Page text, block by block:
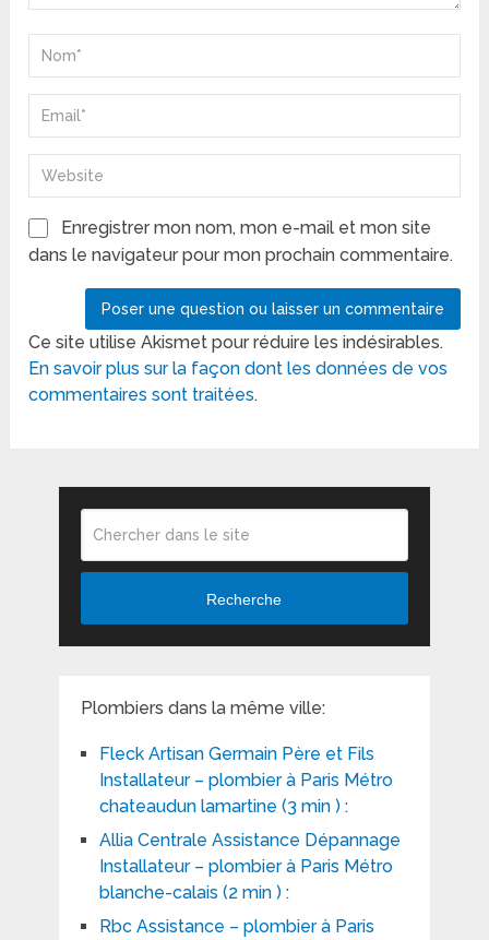
Enregistrer mon nom, mon e-mail et mon site
dans le navigateur pour mon prochain commentaire.
Ce site utilise Akismet pour réduire les indésirables.
En savoir plus sur la façon dont les données de vos
commentaires sont traitées.
Recherche
Plombiers dans la même ville:
Fleck Artisan Germain Père et Fils
Installateur – plombier à Paris Métro
chateaudun lamartine (3 min ) :
Allia Centrale Assistance Dépannage
Installateur – plombier à Paris Métro
blanche-calais (2 min ) :
Rbc Assistance – plombier à Paris